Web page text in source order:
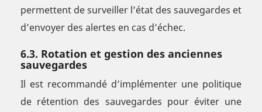
permettent de surveiller l’état des sauvegardes et
d’envoyer des alertes en cas d’échec.
6.3. Rotation et gestion des anciennes
sauvegardes
Il est recommandé d’implémenter une politique
de rétention des sauvegardes pour éviter une